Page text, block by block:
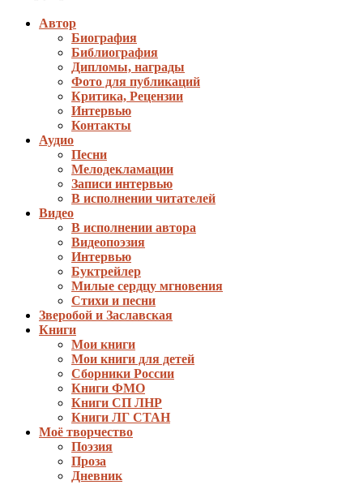
Автор
Биография
Библиография
Дипломы, награды
Фото для публикаций
Критика, Рецензии
Интервью
Контакты
Аудио
Песни
Мелодекламации
Записи интервью
В исполнении читателей
Видео
В исполнении автора
Видеопоэзия
Интервью
Буктрейлер
Милые сердцу мгновения
Стихи и песни
Зверобой и Заславская
Книги
Мои книги
Мои книги для детей
Сборники России
Книги ФМО
Книги СП ЛНР
Книги ЛГ СТАН
Моё творчество
Поэзия
Проза
Дневник